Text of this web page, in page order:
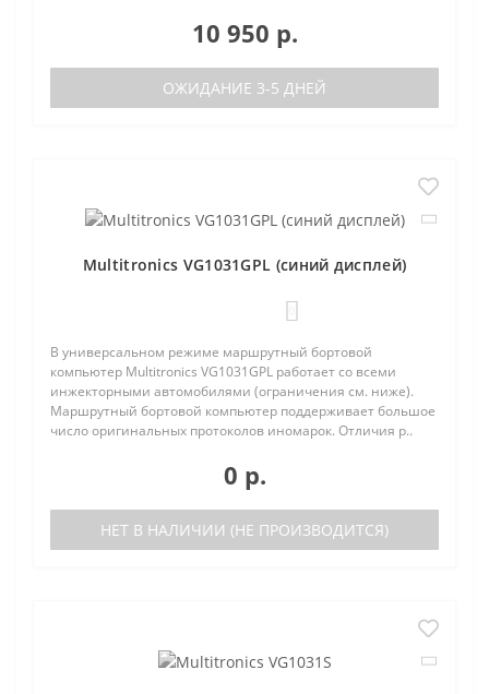
10 950 р.
ОЖИДАНИЕ 3-5 ДНЕЙ
Multitronics VG1031GPL (синий дисплей)
В универсальном режиме маршрутный бортовой
компьютер Multitronics VG1031GPL работает со всеми
инжекторными автомобилями (ограничения см. ниже).
Маршрутный бортовой компьютер поддерживает большое
число оригинальных протоколов иномарок. Отличия р..
0 р.
НЕТ В НАЛИЧИИ (НЕ ПРОИЗВОДИТСЯ)